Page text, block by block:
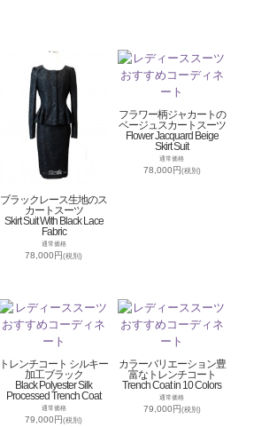
ブラックレース生地のス
カートスーツ
Skirt Suit With Black Lace
Fabric
通常価格
78,000円(税別)
フラワー柄ジャカートの
ベージュスカートスーツ
Flower Jacquard Beige
Skirt Suit
通常価格
78,000円(税別)
トレンチコート シルキー
加工ブラック
Black Polyester Silk
Processed Trench Coat
通常価格
79,000円(税別)
カラーバリエーション豊
富なトレンチコート
Trench Coat in 10 Colors
通常価格
79,000円(税別)